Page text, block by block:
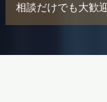
相談だけでも大歓